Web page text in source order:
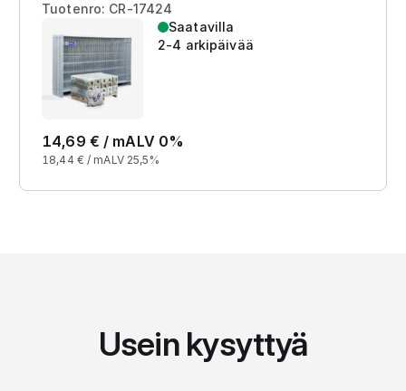
Tuotenro: CR-17424
Saatavilla
2-4 arkipäivää
14,69 € / mALV 0%
18,44 € / mALV 25,5%
Usein kysyttyä